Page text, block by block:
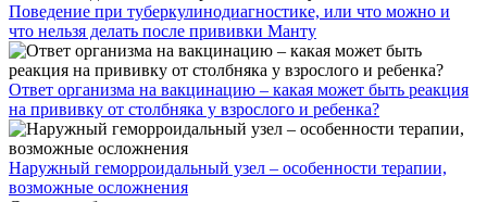
Поведение при туберкулинодиагностике, или что можно и
что нельзя делать после прививки Манту
Ответ организма на вакцинацию – какая может быть реакция
на прививку от столбняка у взрослого и ребенка?
Наружный геморроидальный узел – особенности терапии,
возможные осложнения